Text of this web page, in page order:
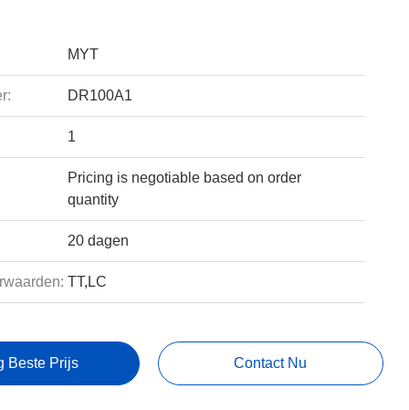
MYT
DR100A1
1
Pricing is negotiable based on order
quantity
20 dagen
TT,LC
Beste Prijs Contact Nu